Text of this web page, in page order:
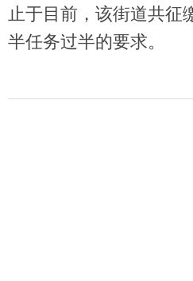
止于目前，该街道共征
半任务过半的要求。